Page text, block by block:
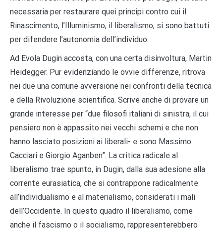
necessaria per restaurare quei principi contro cui il
Rinascimento, l’Illuminismo, il liberalismo, si sono battuti
per difendere l’autonomia dell’individuo.
Ad Evola Dugin accosta, con una certa disinvoltura, Martin
Heidegger. Pur evidenziando le ovvie differenze, ritrova
nei due una comune avversione nei confronti della tecnica
e della Rivoluzione scientifica. Scrive anche di provare un
grande interesse per “due filosofi italiani di sinistra, il cui
pensiero non è appassito nei vecchi schemi e che non
hanno lasciato posizioni ai liberali- e sono Massimo
Cacciari e Giorgio Aganben”. La critica radicale al
liberalismo trae spunto, in Dugin, dalla sua adesione alla
corrente eurasiatica, che si contrappone radicalmente
all’individualismo e al materialismo, considerati i mali
dell’Occidente. In questo quadro il liberalismo, come
anche il fascismo o il socialismo, rappresenterebbero